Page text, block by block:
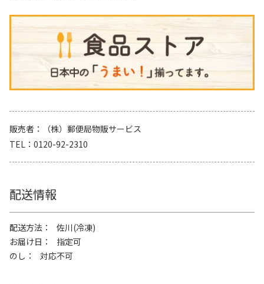
販売者
（株）郵便局物販サービス
TEL
0120-92-2310
配送情報
配送方法
佐川(冷凍)
お届け日
指定可
のし
対応不可